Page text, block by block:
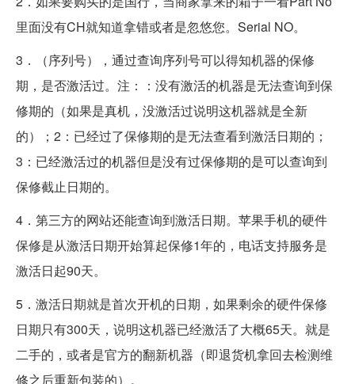
里面没有CH就知道拿错或者是忽悠您。Serial NO。
3．（序列号），通过查询序列号可以得知机器的保修
期，是否激活过。注：：没有激活的机器是无法查询到保
修期的（如果是真机，没激活过说明这机器就是全新
的）；2：已经过了保修期的是无法查看到激活日期的；
3：已经激活过的机器但是没有过保修期的是可以查询到
保修截止日期的。
4．第三方的网站还能查询到激活日期。苹果手机的硬件
保修是从激活日期开始算起保修1年的，电话支持服务是
激活日起90天。
5．激活日期就是首次开机的日期，如果剩余的硬件保修
日期只有300天，说明这机器已经激活了大概65天。就是
二手的，或者是官方的翻新机器（即退货机拿回去检测维
修之后重新包装的）。